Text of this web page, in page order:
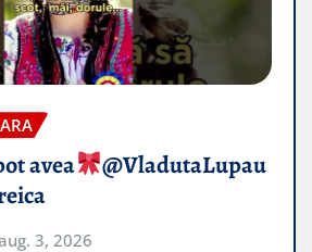
avea
​@VladutaLupau
3, 2026